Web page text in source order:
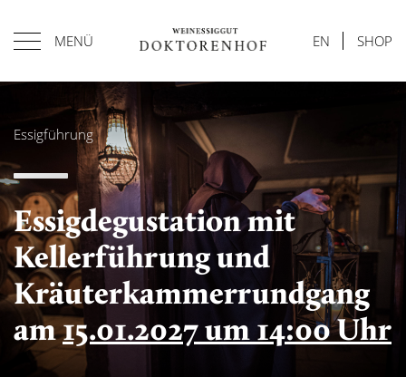
MENÜ EN SHOP
Essigführung
Essigdegustation mit
Kellerführung und
Kräuterkammerrundgang
am15.01.2027 um 14:00 Uhr